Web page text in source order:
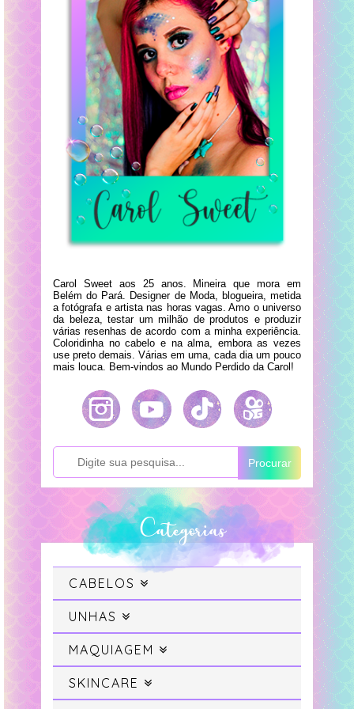
Carol Sweet aos 25 anos. Mineira que mora em
Belém do Pará. Designer de Moda, blogueira, metida
a fotógrafa e artista nas horas vagas. Amo o universo
da beleza, testar um milhão de produtos e produzir
várias resenhas de acordo com a minha experiência.
Coloridinha no cabelo e na alma, embora as vezes
use preto demais. Várias em uma, cada dia um pouco
mais louca. Bem-vindos ao Mundo Perdido da Carol!
Procurar
Categorias
CABELOS
Cabelo
Cabelo Colorido
Projeto Sereia
UNHAS
Swatches
Unhas da Semana
MAQUIAGEM
Maquiagem
SKINCARE